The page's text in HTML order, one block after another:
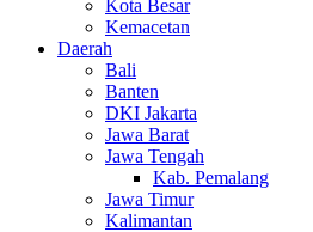
Kota Besar
Kemacetan
Daerah
Bali
Banten
DKI Jakarta
Jawa Barat
Jawa Tengah
Kab. Pemalang
Jawa Timur
Kalimantan